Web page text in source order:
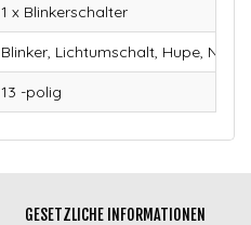
1 x Blinkerschalter
Blinker, Lichtumschalt, Hupe,
13 -polig
GESETZLICHE INFORMATIONEN